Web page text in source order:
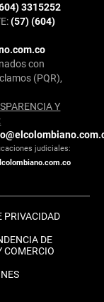
3315252
(57) (604)
con
(PQR),
Y
judiciales:
PRIVACIDAD
DE
COMERCIO